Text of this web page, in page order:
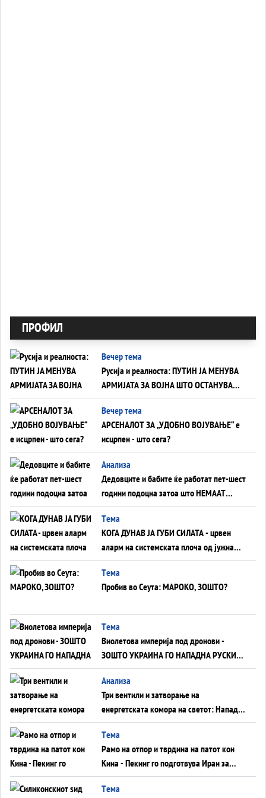
ПРОФИЛ
Вечер тема
Русија и реалноста: ПУТИН ЈА МЕНУВА
АРМИЈАТА ЗА ВОЈНА ШТО ОСТАНУВА
БЕЗ ФРОНТ
Вечер тема
АРСЕНАЛОТ ЗА „УДОБНО ВОЈУВАЊЕ“ е
исцрпен - што сега?
Анализа
Дедовците и бабите ќе работат пет-шест
години подоцна затоа што НЕМААТ
ВНУЦИ ДА ГИ ЗАМЕНАТ
Tема
КОГА ДУНАВ ЈА ГУБИ СИЛАТА - црвен
аларм на системската плоча од јужна
Германија до Црното Море...
Tема
Пробив во Сеута: МАРОКО, ЗОШТО?
Tема
Виолетова империја под дронови -
ЗОШТО УКРАИНА ГО НАПАДНА РУСКИОТ
WILDBERRIES
Aнализа
Три вентили и затворање на
енергетската комора на светот: Нападот
во Суец најавува глобален енергетски
инфаркт?
Tема
Рамо на отпор и тврдина на патот кон
Кина - Пекинг го подготвува Иран за
американска копнена инвазија
Tема